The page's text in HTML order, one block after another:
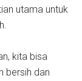
utama untuk
kita bisa
bersih dan